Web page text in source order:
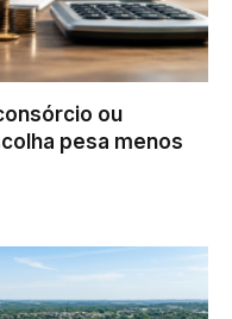
ou
pesa menos